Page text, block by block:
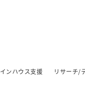
インハウス支援 リサーチ/